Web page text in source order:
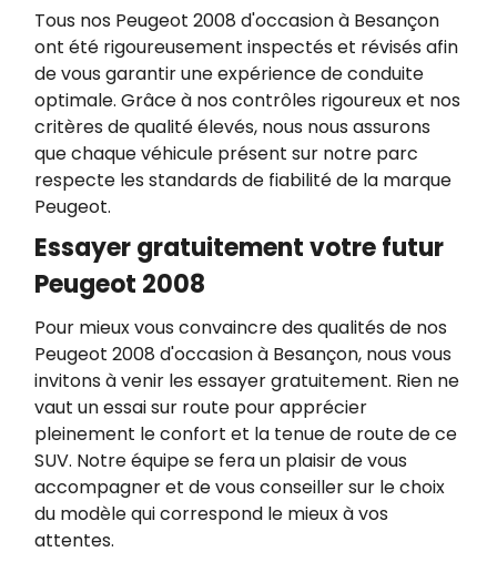
Tous nos Peugeot 2008 d'occasion à Besançon
ont été rigoureusement inspectés et révisés afin
de vous garantir une expérience de conduite
optimale. Grâce à nos contrôles rigoureux et nos
critères de qualité élevés, nous nous assurons
que chaque véhicule présent sur notre parc
respecte les standards de fiabilité de la marque
Peugeot.
Essayer gratuitement votre futur
Peugeot 2008
Pour mieux vous convaincre des qualités de nos
Peugeot 2008 d'occasion à Besançon, nous vous
invitons à venir les essayer gratuitement. Rien ne
vaut un essai sur route pour apprécier
pleinement le confort et la tenue de route de ce
SUV. Notre équipe se fera un plaisir de vous
accompagner et de vous conseiller sur le choix
du modèle qui correspond le mieux à vos
attentes.